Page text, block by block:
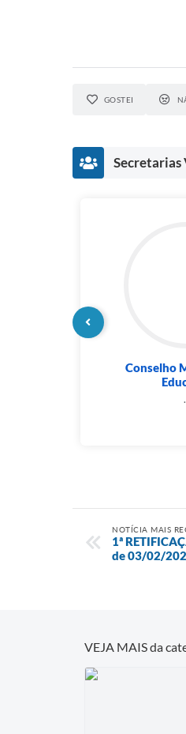
GOSTEI
Secretarias
Conselho
NOTÍCIA MAIS
1ª
de 03/02/
VEJA MAIS da